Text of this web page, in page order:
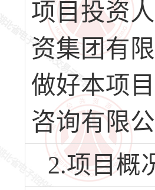
项目投资
资集团有
做好本项
咨询有限
2.项目概